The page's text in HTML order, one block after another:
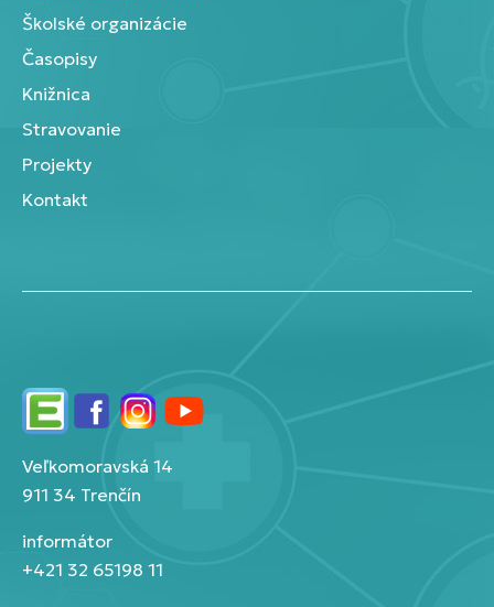
Školské organizácie
Časopisy
Knižnica
Stravovanie
Projekty
Kontakt
EdupageFacebookInstagram
YouTube
Veľkomoravská 14
911 34 Trenčín
informátor
+421 32 65198 11